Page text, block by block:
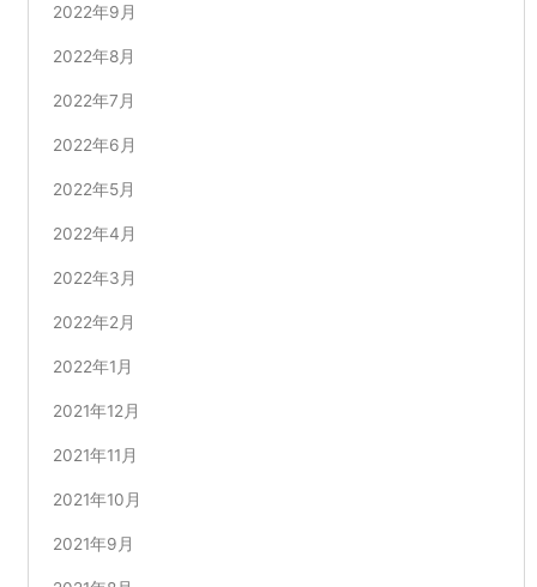
2022年9月
2022年8月
2022年7月
2022年6月
2022年5月
2022年4月
2022年3月
2022年2月
2022年1月
2021年12月
2021年11月
2021年10月
2021年9月